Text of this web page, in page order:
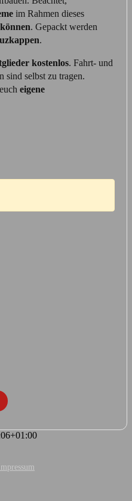
im Rahmen dieses
. Gepackt werden
.
kostenlos. Fahrt- und
sind selbst zu tragen.
eigene
Impressum